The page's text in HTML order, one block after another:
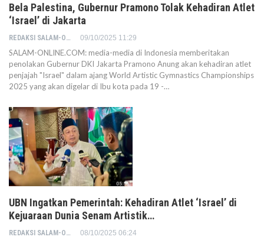
Bela Palestina, Gubernur Pramono Tolak Kehadiran Atlet
‘Israel’ di Jakarta
REDAKSI SALAM-ONLINE 09/10/2025 11:29
SALAM-ONLINE.COM: media-media di Indonesia memberitakan
penolakan Gubernur DKI Jakarta Pramono Anung akan kehadiran atlet
penjajah "Israel" dalam ajang World Artistic Gymnastics Championships
2025 yang akan digelar di Ibu kota pada 19 -…
UBN Ingatkan Pemerintah: Kehadiran Atlet ‘Israel’ di
Kejuaraan Dunia Senam Artistik…
REDAKSI SALAM-ONLINE 08/10/2025 06:24